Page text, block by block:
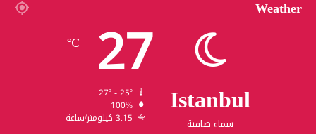
Weather
Istanbul
سماء صافية
27
℃
100%
3.15 كيلومتر/ساعة